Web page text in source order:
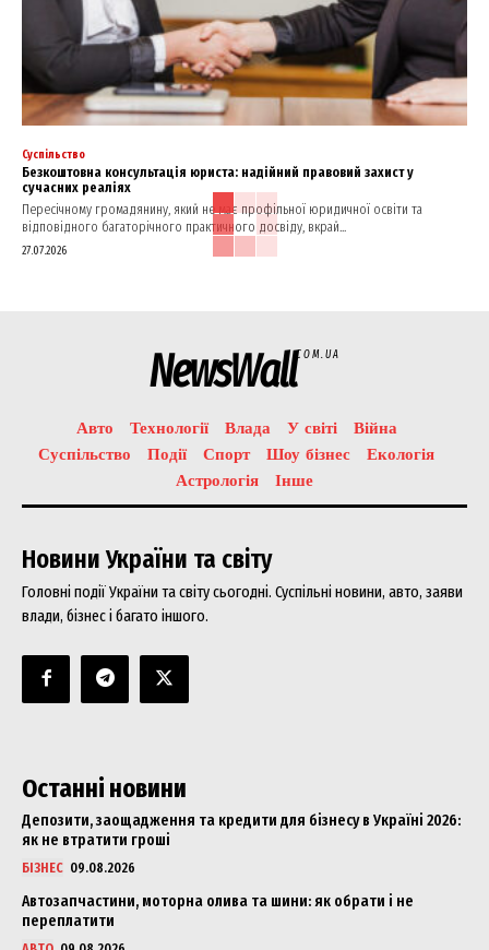
Суспільство
Безкоштовна консультація юриста: надійний правовий захист у
сучасних реаліях
Пересічному громадянину, який не має профільної юридичної освіти та
відповідного багаторічного практичного досвіду, вкрай...
27.07.2026
NewsWallCOM.UA
Авто Технології Влада У світі
Війна
Суспільство
Події Спорт Шоу бізнес
Екологія
Астрологія
Інше
Новини України та світу
Головні події України та світу сьогодні. Суспільні новини, авто, заяви
влади, бізнес і багато іншого.
Останні новини
Депозити, заощадження та кредити для бізнесу в Україні 2026:
як не втратити гроші
БІЗНЕС 09.08.2026
Автозапчастини, моторна олива та шини: як обрати і не
переплатити